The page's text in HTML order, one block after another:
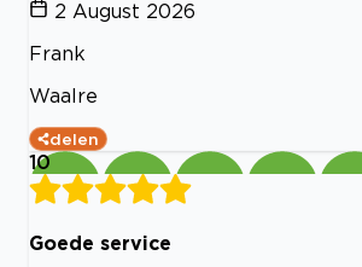
2 August 2026
Frank
Waalre
delen
10
Goede service